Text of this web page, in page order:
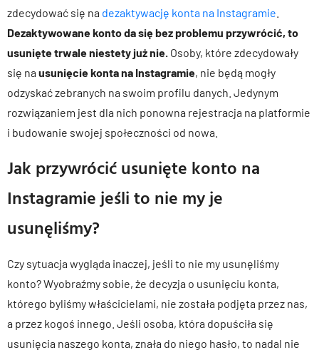
zdecydować się na dezaktywację konta na Instagramie
Dezaktywowane konto da się bez problemu przywrócić, to
usunięte trwale niestety już nie. Osoby, które zdecydowały
się na usunięcie konta na Instagramie, nie będą mogły
odzyskać zebranych na swoim profilu danych. Jedynym
rozwiązaniem jest dla nich ponowna rejestracja na platformie
i budowanie swojej społeczności od nowa.
Jak przywrócić usunięte konto na
Instagramie jeśli to nie my je
usunęliśmy?
Czy sytuacja wygląda inaczej, jeśli to nie my usunęliśmy
konto? Wyobraźmy sobie, że decyzja o usunięciu konta,
którego byliśmy właścicielami, nie została podjęta przez nas,
a przez kogoś innego. Jeśli osoba, która dopuściła się
usunięcia naszego konta, znała do niego hasło, to nadal nie